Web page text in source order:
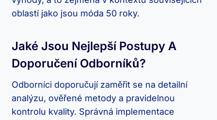
oblastí jako jsou móda 50 roky.
Jaké Jsou Nejlepší Postupy A
Doporučení Odborníků?
Odborníci doporučují zaměřit se na detailní
analýzu, ověřené metody a pravidelnou
kontrolu kvality. Správná implementace